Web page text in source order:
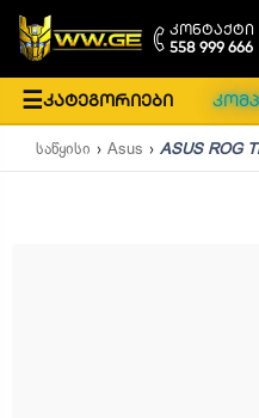
კონტაქტი
558 999 666
☰კატეგორიები
საწყისი Asus ASUS ROG